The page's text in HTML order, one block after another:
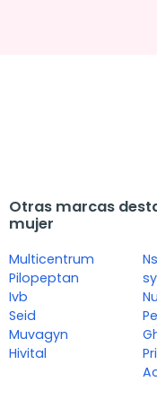
Otras marcas
mujer
Multicentrum
Pilopeptan
Ivb
Seid
Muvagyn
Hivital